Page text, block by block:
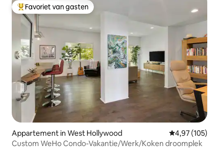
Topfavoriet van gasten
Favoriet van gasten
Appartement in West Hollywood Gemiddelde
4,97 (105)
Custom WeHo Condo-Vakantie/Werk/Koken droomplek